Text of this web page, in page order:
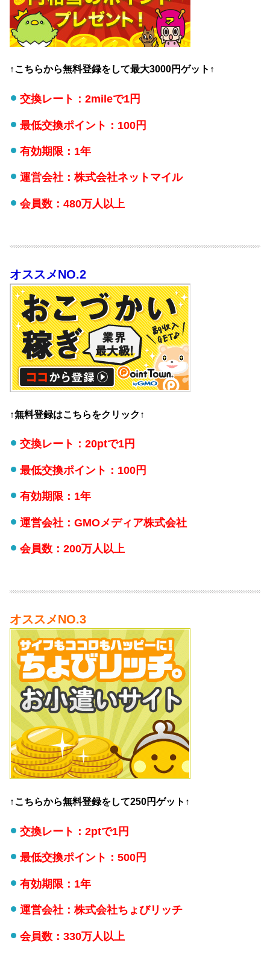
↑こちらから無料登録をして最大3000円ゲット↑
交換レート：2mileで1円
最低交換ポイント：100円
有効期限：1年
運営会社：株式会社ネットマイル
会員数：480万人以上
オススメNO.2
↑無料登録はこちらをクリック↑
交換レート：20ptで1円
最低交換ポイント：100円
有効期限：1年
運営会社：GMOメディア株式会社
会員数：200万人以上
オススメNO.3
↑こちらから無料登録をして250円ゲット↑
交換レート：2ptで1円
最低交換ポイント：500円
有効期限：1年
運営会社：株式会社ちょびリッチ
会員数：330万人以上